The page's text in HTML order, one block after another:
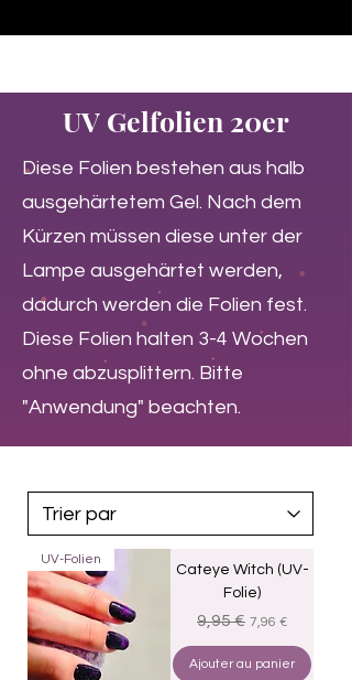
UV Gelfolien 20er
Diese Folien bestehen aus halb
ausgehärtetem Gel. Nach dem
Kürzen müssen diese unter der
Lampe ausgehärtet werden,
dadurch werden die Folien fest.
Diese Folien halten 3-4 Wochen
ohne abzusplittern. Bitte
"Anwendung" beachten.
UV-Folien
Cateye Witch (UV-
Folie)
Prix original
9,95 € Prix promotionnel
7,96 €
Ajouter au panier